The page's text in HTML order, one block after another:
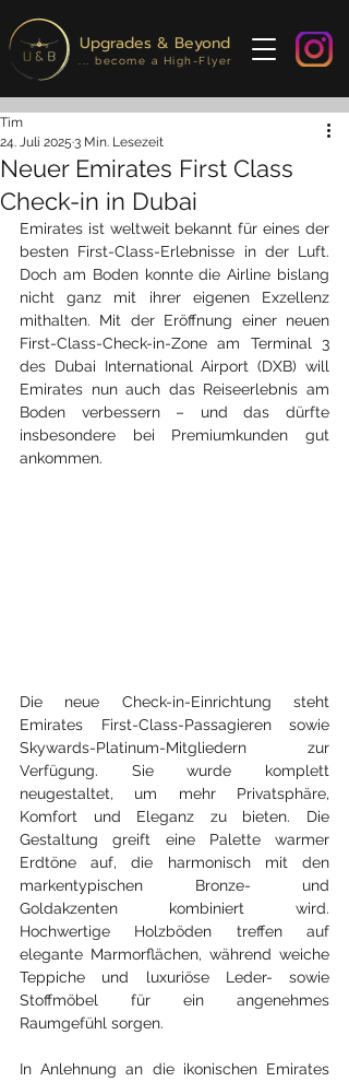
Upgrades & Beyond
... become a High-Flyer
Neuer Emirates First Class
Check-in in Dubai
Tim
24. Juli 2025 3 Min. Lesezeit
Emirates ist weltweit bekannt für eines der
besten First-Class-Erlebnisse in der Luft.
Doch am Boden konnte die Airline bislang
nicht ganz mit ihrer eigenen Exzellenz
mithalten. Mit der Eröffnung einer neuen
First-Class-Check-in-Zone am Terminal 3
des Dubai International Airport (DXB) will
Emirates nun auch das Reiseerlebnis am
Boden verbessern – und das dürfte
insbesondere bei Premiumkunden gut
ankommen.
Die neue Check-in-Einrichtung steht
Emirates First-Class-Passagieren sowie
Skywards-Platinum-Mitgliedern zur
Verfügung. Sie wurde komplett
neugestaltet, um mehr Privatsphäre,
Komfort und Eleganz zu bieten. Die
Gestaltung greift eine Palette warmer
Erdtöne auf, die harmonisch mit den
markentypischen Bronze- und
Goldakzenten kombiniert wird.
Hochwertige Holzböden treffen auf
elegante Marmorflächen, während weiche
Teppiche und luxuriöse Leder- sowie
Stoffmöbel für ein angenehmes
Raumgefühl sorgen.
In Anlehnung an die ikonischen Emirates